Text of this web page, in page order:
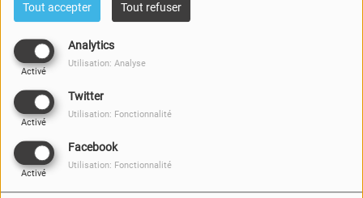
Tout accepter Tout refuser
Analytics
Activé
Utilisation: Analyse
Twitter
Activé
Utilisation: Fonctionnalité
Facebook
Activé
Utilisation: Fonctionnalité